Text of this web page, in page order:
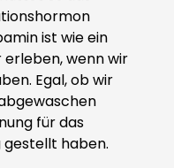
ist wie ein
erleben, wenn wir
Egal, ob wir
für das
haben.